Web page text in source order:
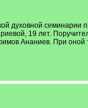
духовной семинарии
19 лет.
Ананиев. При оной